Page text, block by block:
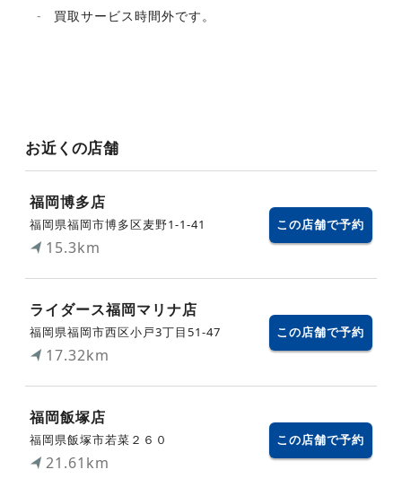
- 買取サービス時間外です。
お近くの店舗
福岡博多店
福岡県福岡市博多区麦野1-1-41
15.3km
この店舗で予約
ライダース福岡マリナ店
福岡県福岡市西区小戸3丁目51-47
17.32km
この店舗で予約
福岡飯塚店
福岡県飯塚市若菜２６０
21.61km
この店舗で予約